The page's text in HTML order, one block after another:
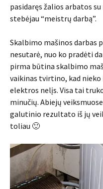
pasidaręs žalios arbatos
stebėjau “meistrų darbą”.
Skalbimo mašinos darbas
nesutarė, nuo ko pradėti
pirma būtina skalbimo
vaikinas tvirtino, kad
elektros nelįs. Visa tai
minučių. Abiejų
galutinio rezultato iš jų
toliau 🙂